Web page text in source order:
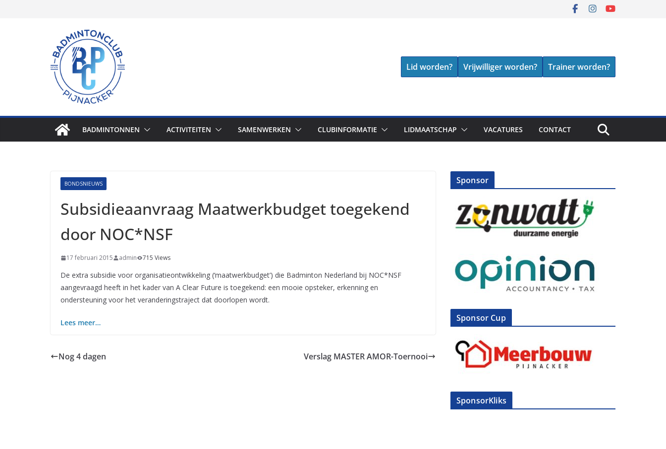
Lid worden? Vrijwilliger worden? Trainer worden?
BADMINTONNEN ACTIVITEITEN SAMENWERKEN CLUBINFORMATIE LIDMAATSCHAP VACATURES CONTACT
BONDSNIEUWS
Subsidieaanvraag Maatwerkbudget toegekend
door NOC*NSF
17 februari 2015 admin 715 Views
De extra subsidie voor organisatieontwikkeling (‘maatwerkbudget’) die Badminton Nederland bij NOC*NSF
aangevraagd heeft in het kader van A Clear Future is toegekend: een mooie opsteker, erkenning en
ondersteuning voor het veranderingstraject dat doorlopen wordt.
Lees meer…
Nog 4 dagen Verslag MASTER AMOR-Toernooi
Sponsor
Sponsor Cup
SponsorKliks